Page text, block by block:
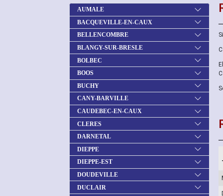
AUMALE
BACQUEVILLE-EN-CAUX
BELLENCOMBRE
BLANGY-SUR-BRESLE
BOLBEC
BOOS
BUCHY
CANY-BARVILLE
CAUDEBEC-EN-CAUX
CLERES
DARNETAL
DIEPPE
DIEPPE-EST
DOUDEVILLE
DUCLAIR